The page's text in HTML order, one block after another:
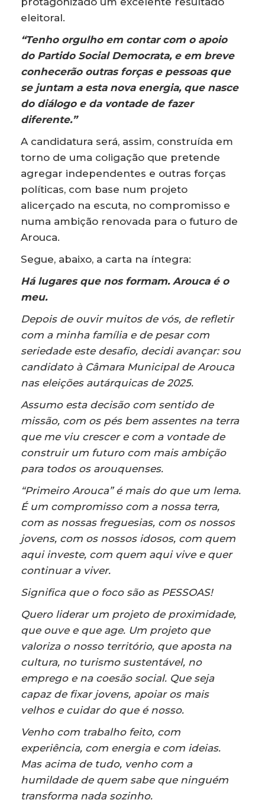
eleitoral.
“Tenho orgulho em contar com o apoio
do Partido Social Democrata, e em breve
conhecerão outras forças e pessoas que
se juntam a esta nova energia, que nasce
do diálogo e da vontade de fazer
diferente.”
A candidatura será, assim, construída em
torno de uma coligação que pretende
agregar independentes e outras forças
políticas, com base num projeto
alicerçado na escuta, no compromisso e
numa ambição renovada para o futuro de
Arouca.
Segue, abaixo, a carta na íntegra:
Há lugares que nos formam. Arouca é o
meu.
Depois de ouvir muitos de vós, de refletir
com a minha família e de pesar com
seriedade este desafio, decidi avançar: sou
candidato à Câmara Municipal de Arouca
nas eleições autárquicas de 2025.
Assumo esta decisão com sentido de
missão, com os pés bem assentes na terra
que me viu crescer e com a vontade de
construir um futuro com mais ambição
para todos os arouquenses.
“Primeiro Arouca” é mais do que um lema.
É um compromisso com a nossa terra,
com as nossas freguesias, com os nossos
jovens, com os nossos idosos, com quem
aqui investe, com quem aqui vive e quer
continuar a viver.
Significa que o foco são as PESSOAS!
Quero liderar um projeto de proximidade,
que ouve e que age. Um projeto que
valoriza o nosso território, que aposta na
cultura, no turismo sustentável, no
emprego e na coesão social. Que seja
capaz de fixar jovens, apoiar os mais
velhos e cuidar do que é nosso.
Venho com trabalho feito, com
experiência, com energia e com ideias.
Mas acima de tudo, venho com a
humildade de quem sabe que ninguém
transforma nada sozinho.